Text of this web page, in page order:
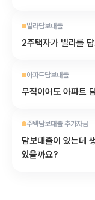
빌라담보대출
2주택자가 빌라를
아파트담보대출
무직이어도 아파트
주택담보대출 추가자금
담보대출이 있는데
있을까요?